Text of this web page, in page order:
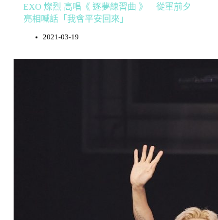
EXO 燦烈 高唱《 逐夢練習曲 》 從軍前夕
亮相喊話「我會平安回來」
2021-03-19